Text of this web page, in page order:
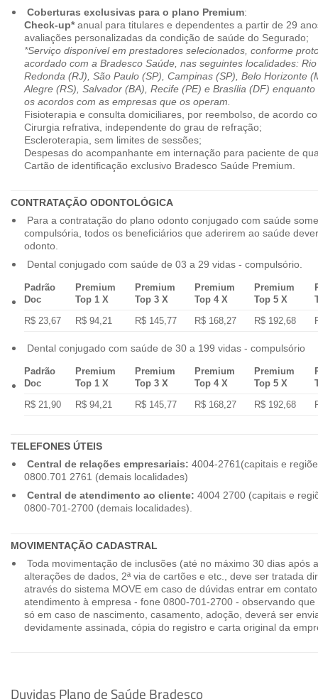
Coberturas exclusivas para o plano Premium:
Check-up*anual para titulares e dependentes a partir de 29
avaliações personalizadas da condição de saúde do Segurado;
*Serviço disponível em prestadores selecionados, conforme
acordado com a Bradesco Saúde, nas seguintes localidades:
Redonda (RJ), São Paulo (SP), Campinas (SP), Belo Horizonte
Alegre (RS), Salvador (BA), Recife (PE) e Brasília (DF)
os acordos com as empresas que os operam.
Fisioterapia e consulta domiciliares, por reembolso, de acordo
Cirurgia refrativa, independente do grau de refração;
Escleroterapia, sem limites de sessões;
Despesas do acompanhante em internação para paciente de
Cartão de identificação exclusivo Bradesco Saúde Premium.
CONTRATAÇÃO ODONTOLÓGICA
Para a contratação do plano odonto conjugado com saúde
compulsória, todos os beneficiários que aderirem ao saúde
odonto.
Dental conjugado com saúde de 03 a 29 vidas - compulsório.
Padrão
Doc
Premium
Top 1 X
Premium
Top 3 X
Premium
Top 4 X
Premium
Top 5 X
R$ 23,67
R$ 94,21 R$ 145,77 R$ 168,27 R$ 192,68
Dental conjugado com saúde de 30 a 199 vidas - compulsório
Padrão
Doc
Premium
Top 1 X
Premium
Top 3 X
Premium
Top 4 X
Premium
Top 5 X
R$ 21,90
R$ 94,21 R$ 145,77 R$ 168,27 R$ 192,68
TELEFONES ÚTEIS
Central de relações empresariais: 4004-2761(capitais e
0800.701 2761 (demais localidades)
Central de atendimento ao cliente: 4004 2700 (capitais e
0800-701-2700 (demais localidades).
MOVIMENTAÇÃO CADASTRAL
Toda movimentação de inclusões (até no máximo 30 dias após
alterações de dados, 2ª via de cartões e etc., deve ser tratada
através do sistema MOVE em caso de dúvidas entrar em
atendimento à empresa - fone 0800-701-2700 - observando
só em caso de nascimento, casamento, adoção, deverá ser
devidamente assinada, cópia do registro e carta original da
Duvidas Plano de Saúde Bradesco